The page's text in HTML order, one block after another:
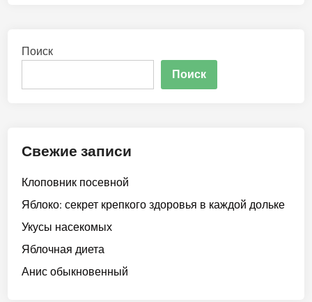
Поиск
Поиск
Свежие записи
Клоповник посевной
Яблоко: секрет крепкого здоровья в каждой дольке
Укусы насекомых
Яблочная диета
Анис обыкновенный